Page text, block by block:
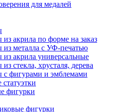
для медалей
акрила по форме на заказ
из металла с УФ-печатью
акрила универсальные
стекла, хрусталя, дерева
с фигурами и эмблемами
фигурки
фигурки